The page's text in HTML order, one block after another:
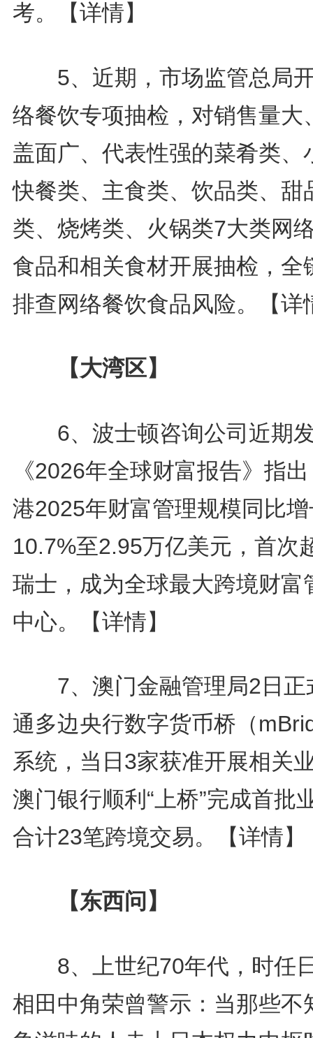
考。 【详情】
5、近期，市场监管总局
络餐饮专项抽检，对销售量大
盖面广、代表性强的菜肴类、
快餐类、主食类、饮品类、甜
类、烧烤类、火锅类7大类网
食品和相关食材开展抽检，全
排查网络餐饮食品风险。
【
【大湾区】
6、波士顿咨询公司近期
《2026年全球财富报告》指
港2025年财富管理规模同比
10.7%至2.95万亿美元，首次
瑞士，成为全球最大跨境财富
中心。
【详情】
7、澳门金融管理局2日正
通多边央行数字货币桥（
系统，当日3家获准开展相关
澳门银行顺利“上桥”完成首批
合计23笔跨境交易。
【详情】
【东西问】
8、上世纪70年代，时任
相田中角荣曾警示：当那些不